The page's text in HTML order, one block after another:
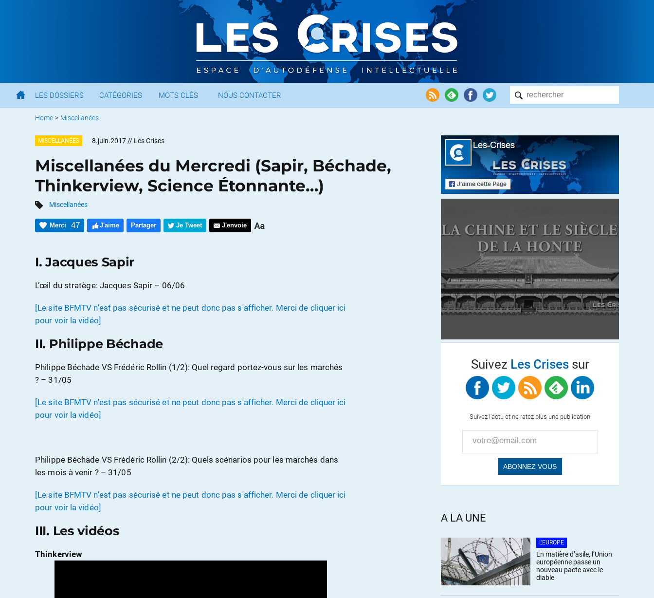
LES DOSSIERS CATÉGORIES MOTS CLÉS NOUS CONTACTER
Home > Miscellanées
MISCELLANÉES 8.juin.2017 // Les Crises
Miscellanées du Mercredi (Sapir, Béchade,
Thinkerview, Science Étonnante…)
Miscellanées
Merci 47 J'aime Partager Je Tweet J'envoie
I. Jacques Sapir
L’œil du stratège: Jacques Sapir – 06/06
[Le site BFMTV n'est pas sécurisé et ne peut donc pas s'afficher. Merci de cliquer ici
pour voir la vidéo]
II. Philippe Béchade
Philippe Béchade VS Frédéric Rollin (1/2): Quel regard portez-vous sur les marchés
? – 31/05
[Le site BFMTV n'est pas sécurisé et ne peut donc pas s'afficher. Merci de cliquer ici
pour voir la vidéo]
Philippe Béchade VS Frédéric Rollin (2/2): Quels scénarios pour les marchés dans
les mois à venir ? – 31/05
[Le site BFMTV n'est pas sécurisé et ne peut donc pas s'afficher. Merci de cliquer ici
pour voir la vidéo]
III. Les vidéos
Thinkerview
Suivez Les Crisessur
Suivez l'actu et ne ratez plus une publication
A LA UNE
L'EUROPE
En matière d’asile, l’Union
européenne passe un
nouveau pacte avec le
diable